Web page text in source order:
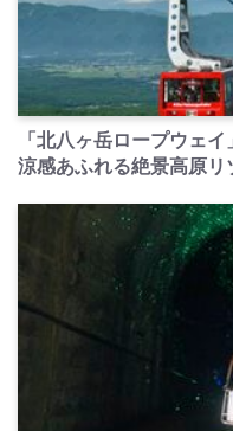
「北八ヶ岳ロープウェ
涼感あふれる絶景高原リ